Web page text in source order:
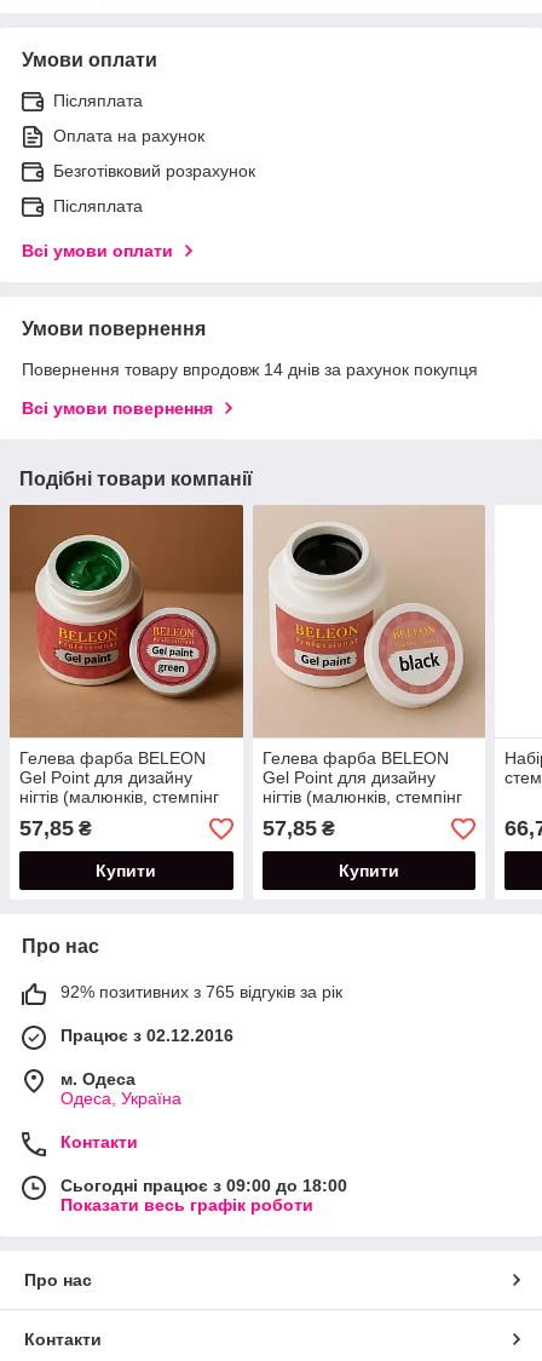
Умови оплати
Післяплата
Оплата на рахунок
Безготівковий розрахунок
Післяплата
Всі умови оплати
Умови повернення
Повернення товару впродовж 14 днів за рахунок покупця
Всі умови повернення
Подібні товари компанії
Гелева фарба BELEON
Gel Point для дизайну
нігтів (малюнків, стемпінг
дизайну) 7грам(Green)
57,85 ₴
Купити
Гелева фарба BELEON
Gel Point для дизайну
нігтів (малюнків, стемпінг
дизайну) 7 грам(Black)
57,85₴
Купити
Про нас
92% позитивних з 765 відгуків за рік
Працює з 02.12.2016
м. Одеса
Одеса, Україна
Контакти
Сьогодні працює з 09:00 до 18:00
Показати весь графік роботи
Про нас
Контакти